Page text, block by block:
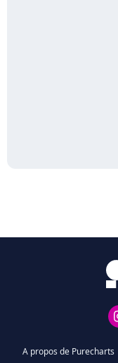
A propos de Purecharts